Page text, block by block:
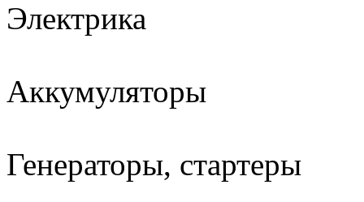
Электрика
Аккумуляторы
Генераторы, стартеры